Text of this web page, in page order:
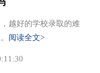
越好的学校录取的难
阅读全文>